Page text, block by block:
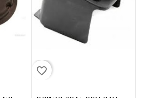
favorite_border